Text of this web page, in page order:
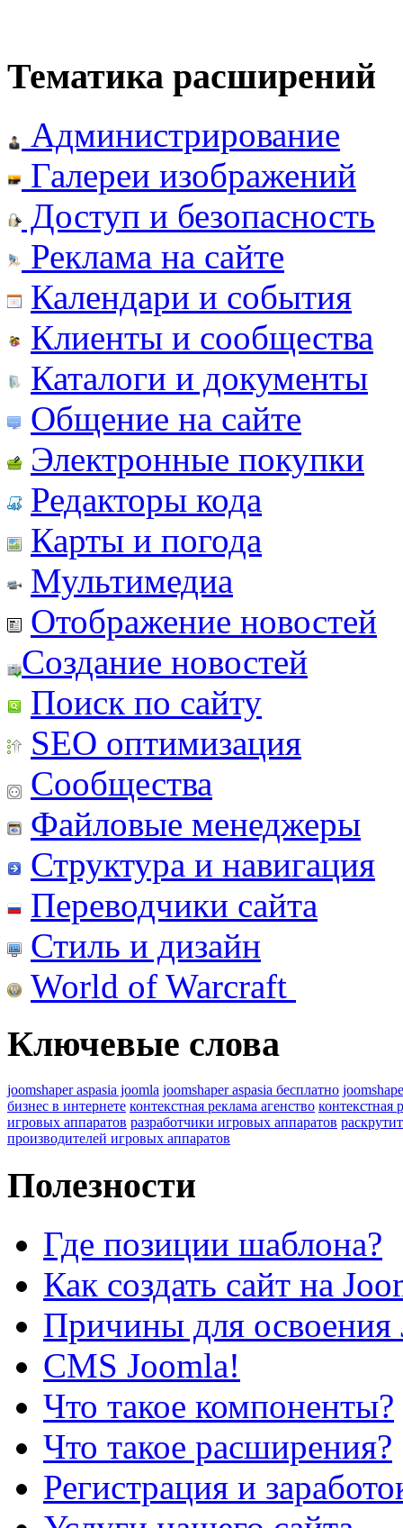
Тематика расширений
Администрирование
Галереи изображений
Доступ и безопасность
Реклама на сайте
Календари и события
Клиенты и сообщества
Каталоги и документы
Общение на сайте
Электронные покупки
Редакторы кода
Карты и погода
Мультимедиа
Отображение новостей
Создание новостей
Поиск по сайту
SEO оптимизация
Сообщества
Файловые менеджеры
Структура и навигация
Переводчики сайта
Стиль и дизайн
World of Warcraft
Ключевые слова
joomshaper aspasia joomla joomshaper aspasia бесплатно
бизнес в интернете контекстная реклама агенство контекстная
игровых аппаратов разработчики игровых аппаратов
производителей игровых аппаратов
Полезности
Где позиции шаблона?
Как создать сайт на
Причины для освоения
CMS Joomla!
Что такое компоненты?
Что такое расширения?
Регистрация и